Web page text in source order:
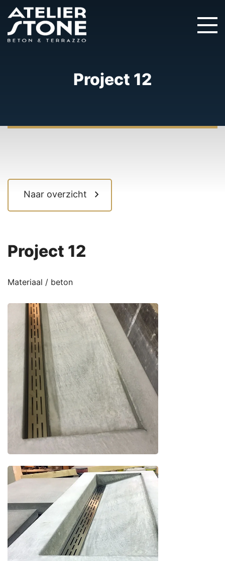
Project 12
Naar overzicht
Project 12
Materiaal / beton